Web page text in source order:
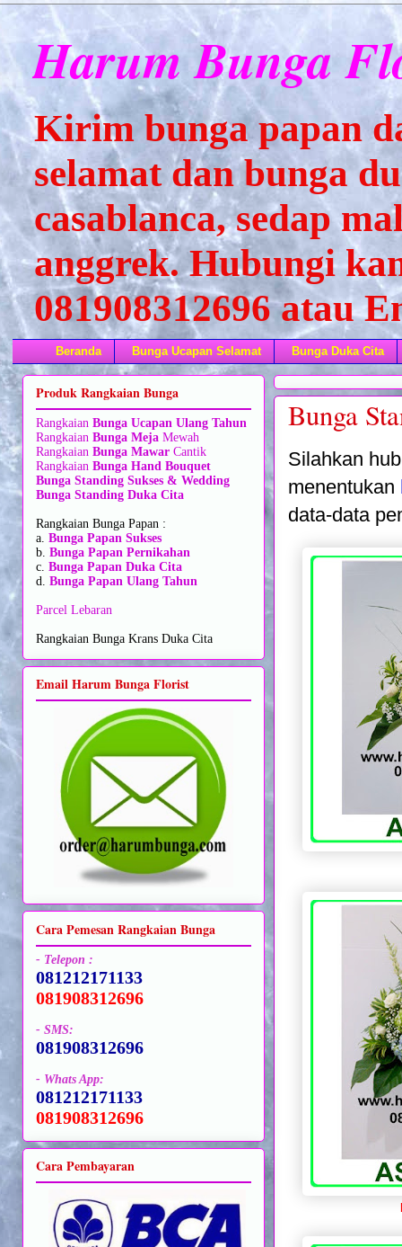
Harum Bunga
Kirim bunga papan
selamat dan bunga
casablanca, sedap
anggrek. Hubungi
081908312696 atau
Beranda Bunga Ucapan Selamat Bunga Duka Cita
Bunga
Silahkan
menentukan
data-data
Produk Rangkaian Bunga
Rangkaian Bunga Ucapan Ulang Tahun
Rangkaian Bunga Meja Mewah
Rangkaian Bunga Mawar Cantik
Rangkaian Bunga Hand Bouquet
Bunga Standing Sukses & Wedding
Bunga Standing Duka Cita
Rangkaian Bunga Papan :
a. Bunga Papan Sukses
b. Bunga Papan Pernikahan
c. Bunga Papan Duka Cita
d. Bunga Papan Ulang Tahun
Parcel Lebaran
Rangkaian Bunga Krans Duka Cita
Email Harum Bunga Florist
Cara Pemesan Rangkaian Bunga
- Telepon :
081212171133
081908312696
- SMS:
081908312696
- Whats App:
081212171133
081908312696
Cara Pembayaran